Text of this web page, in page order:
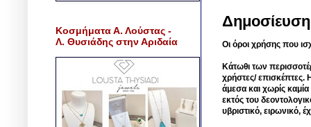
Οι όροι χρήσης που
Κάτωθι των
χρήστες/ επισκέπτες.
άμεσα και χωρίς
εκτός του
υβριστικό, ειρωνικό,
Κοσμήματα Α. Λούστας -
Λ. Θυσιάδης στην Αριδαία